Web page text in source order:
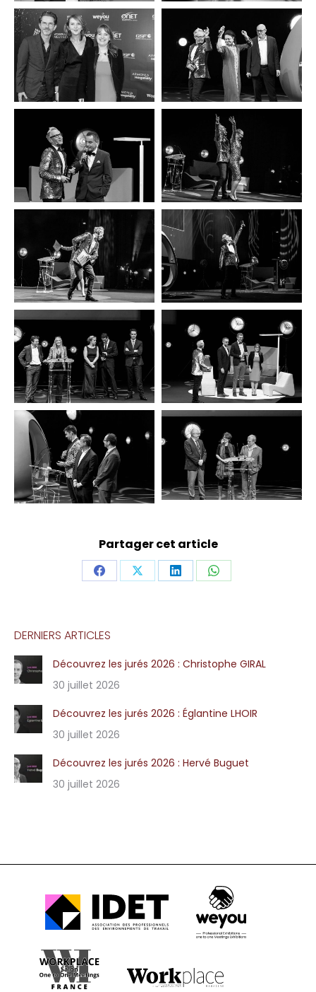
Partager cet article
Share Share Share Share
DERNIERS ARTICLES
Découvrez les jurés 2026 : Christophe GIRAL
30 juillet 2026
Découvrez les jurés 2026 : Églantine LHOIR
30 juillet 2026
Découvrez les jurés 2026 : Hervé Buguet
30 juillet 2026